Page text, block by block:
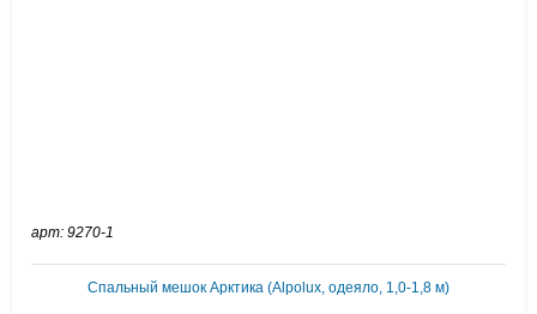
арт: 9270-1
Спальный мешок Арктика (Alpolux, одеяло, 1,0-1,8 м)